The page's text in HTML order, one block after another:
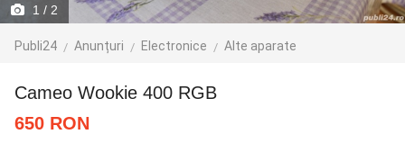
1 / 2
Publi24 Anunțuri Electronice Alte aparate
Cameo Wookie 400 RGB
650 RON